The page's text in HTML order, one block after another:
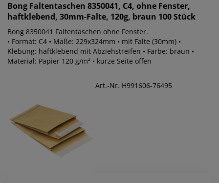
Bong Faltentaschen 8350041, C4, ohne Fenster,
haftklebend, 30mm-Falte, 120g, braun 100 Stück
Bong 8350041 Faltentaschen ohne Fenster.
• Format: C4 • Maße: 229x324mm • mit Falte (30mm) •
Klebung: haftklebend mit Abziehstreifen • Farbe: braun •
Material: Papier 120 g/m² • kurze Seite offen
Art.-Nr. H991606-76495